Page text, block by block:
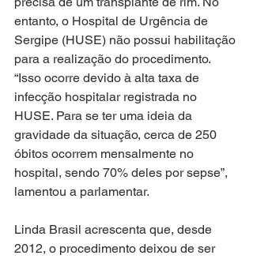
entanto, o Hospital de Urgência de
Sergipe (HUSE) não possui habilitação
para a realização do procedimento.
“Isso ocorre devido à alta taxa de
infecção hospitalar registrada no
HUSE. Para se ter uma ideia da
gravidade da situação, cerca de 250
óbitos ocorrem mensalmente no
hospital, sendo 70% deles por sepse”,
lamentou a parlamentar.
Linda Brasil acrescenta que, desde
2012, o procedimento deixou de ser